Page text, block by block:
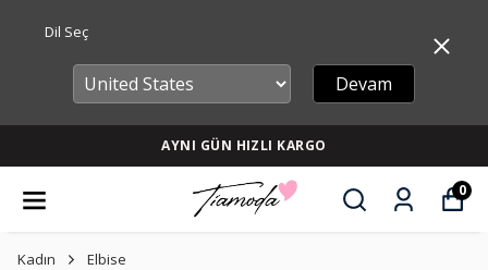
Dil Seç
Devam
AYNI GÜN HIZLI KARGO
0
Kadın Elbise